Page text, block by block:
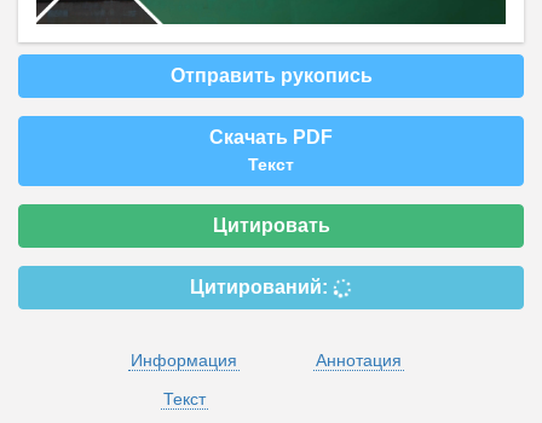
Отправить рукопись
Скачать PDF
Текст
Цитировать
Цитирований:
Информация
Аннотация
Текст